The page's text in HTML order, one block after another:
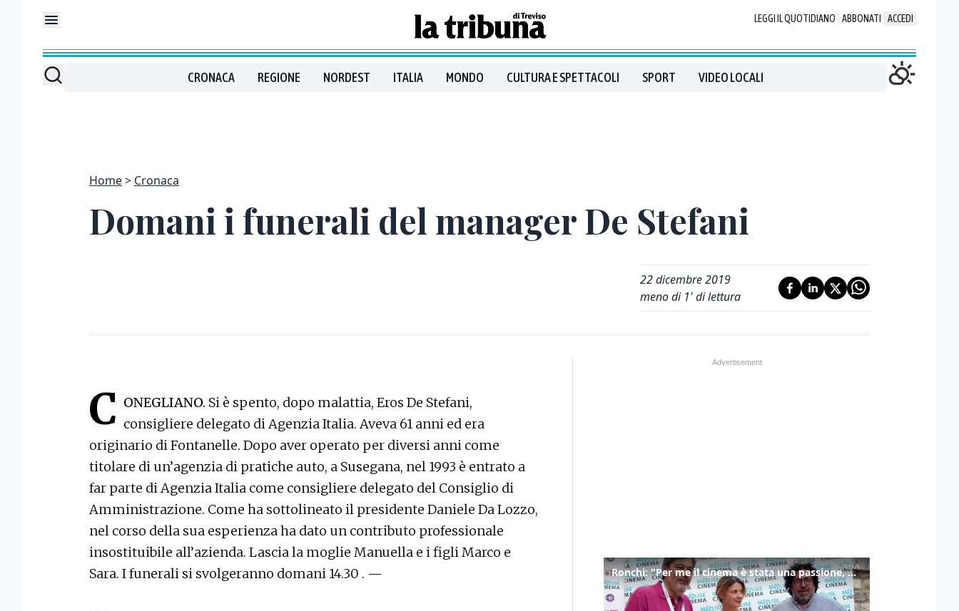
LEGGI IL QUOTIDIANO ABBONATI ACCEDI
CRONACA REGIONE NORDEST ITALIA MONDO CULTURA E SPETTACOLI SPORT VIDEO LOCALI
Home Cronaca
Domani i funerali del manager De Stefani
22 dicembre 2019
meno di 1' di lettura
C ONEGLIANO. Si è spento, dopo malattia, Eros De Stefani,
consigliere delegato di Agenzia Italia. Aveva 61 anni ed era
originario di Fontanelle. Dopo aver operato per diversi anni come
titolare di un’agenzia di pratiche auto, a Susegana, nel 1993 è entrato a
far parte di Agenzia Italia come consigliere delegato del Consiglio di
Amministrazione. Come ha sottolineato il presidente Daniele Da Lozzo,
nel corso della sua esperienza ha dato un contributo professionale
insostituibile all’azienda. Lascia la moglie Manuella e i figli Marco e
Sara. I funerali si svolgeranno domani 14.30 . —
Ronchi: "Per me il cinema è stata una passione, monografia dedicata è un bel regalo"